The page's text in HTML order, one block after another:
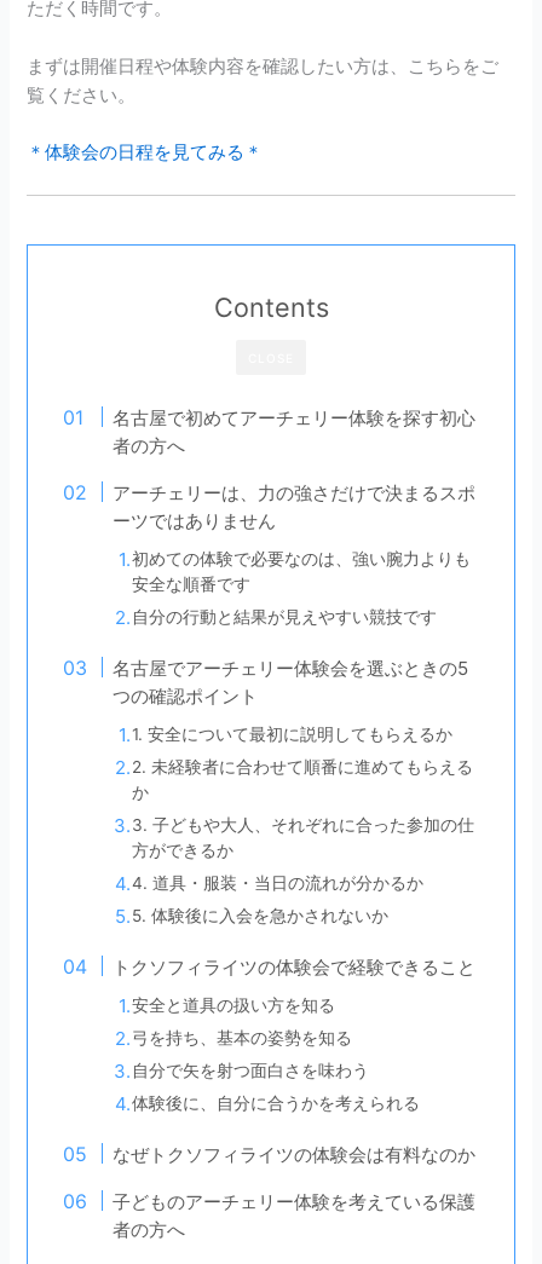
ただく時間です。
まずは開催日程や体験内容を確認したい方は、こちらをご
覧ください。
＊体験会の日程を見てみる＊
Contents
名古屋で初めてアーチェリー体験を探す初心
者の方へ
アーチェリーは、力の強さだけで決まるスポ
ーツではありません
初めての体験で必要なのは、強い腕力よりも
安全な順番です
自分の行動と結果が見えやすい競技です
名古屋でアーチェリー体験会を選ぶときの5
つの確認ポイント
1. 安全について最初に説明してもらえるか
2. 未経験者に合わせて順番に進めてもらえる
か
3. 子どもや大人、それぞれに合った参加の仕
方ができるか
4. 道具・服装・当日の流れが分かるか
5. 体験後に入会を急かされないか
トクソフィライツの体験会で経験できること
安全と道具の扱い方を知る
弓を持ち、基本の姿勢を知る
自分で矢を射つ面白さを味わう
体験後に、自分に合うかを考えられる
なぜトクソフィライツの体験会は有料なのか
子どものアーチェリー体験を考えている保護
者の方へ